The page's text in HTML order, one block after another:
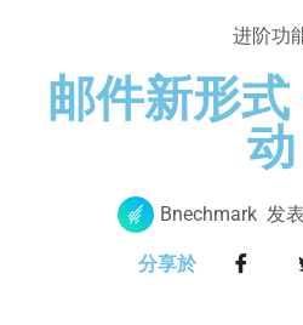
进阶功
邮件新形
动
Bnechmark 发
分享於